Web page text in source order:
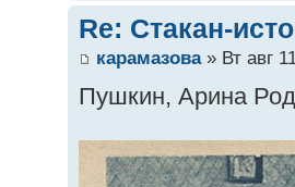
Re: Стакан-
карамазова» Вт авг
Пушкин, Арина